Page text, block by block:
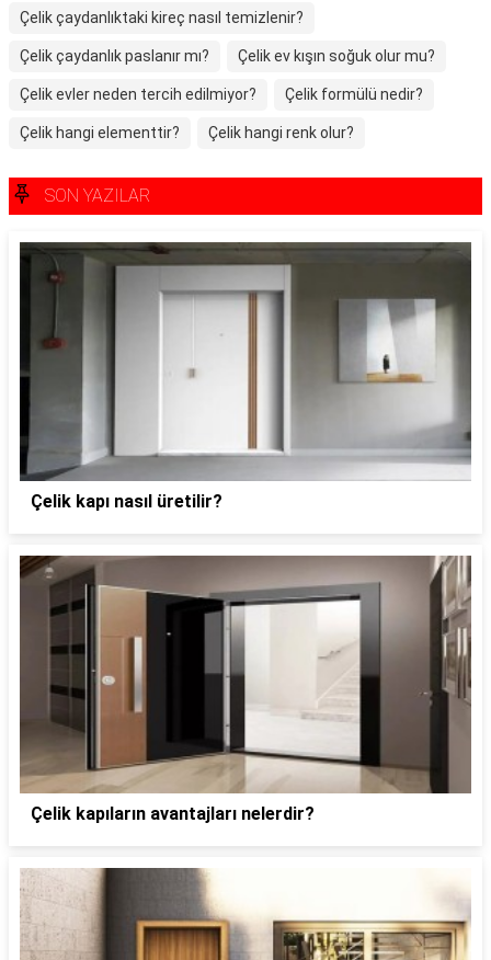
Çelik çaydanlıktaki kireç nasıl temizlenir?
Çelik çaydanlık paslanır mı? Çelik ev kışın soğuk olur mu?
Çelik evler neden tercih edilmiyor? Çelik formülü nedir?
Çelik hangi elementtir? Çelik hangi renk olur?
SON YAZILAR
Çelik kapı nasıl üretilir?
Çelik kapıların avantajları nelerdir?